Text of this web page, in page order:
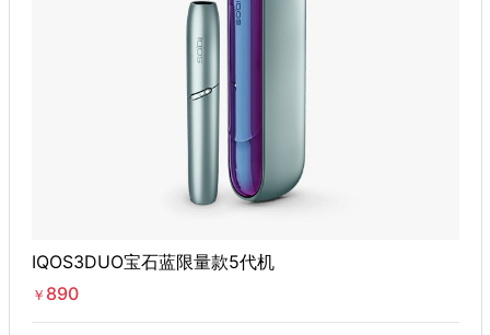
IQOS3DUO宝石蓝限量款5代机
￥ 890